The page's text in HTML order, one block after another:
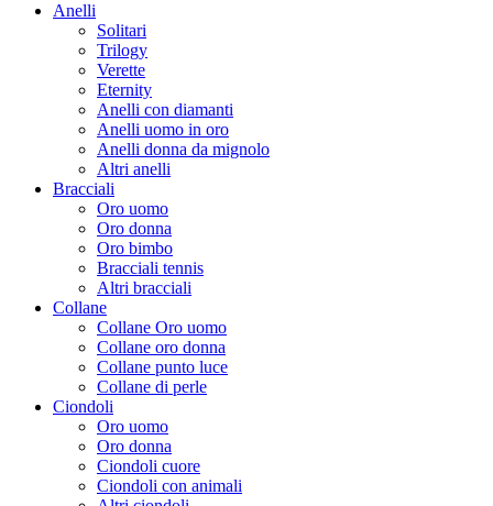
Anelli
Solitari
Trilogy
Verette
Eternity
Anelli con diamanti
Anelli uomo in oro
Anelli donna da mignolo
Altri anelli
Bracciali
Oro uomo
Oro donna
Oro bimbo
Bracciali tennis
Altri bracciali
Collane
Collane Oro uomo
Collane oro donna
Collane punto luce
Collane di perle
Ciondoli
Oro uomo
Oro donna
Ciondoli cuore
Ciondoli con animali